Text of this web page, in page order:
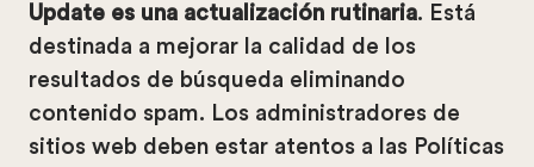
Update es una actualización rutinaria. Está
destinada a mejorar la calidad de los
resultados de búsqueda eliminando
contenido spam. Los administradores de
sitios web deben estar atentos a las Políticas